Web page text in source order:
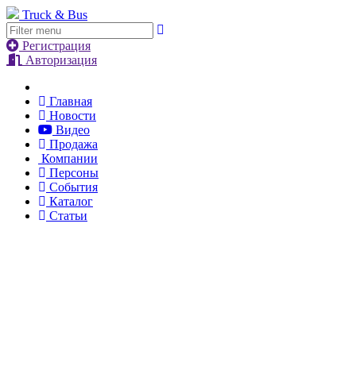
Truck & Bus
Регистрация
Авторизация
Главная
Новости
Видео
Продажа
Компании
Персоны
События
Каталог
Статьи